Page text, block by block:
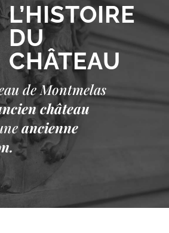
L’HISTOIRE
DU
CHÂTEAU
de Montmelas
château
ancienne